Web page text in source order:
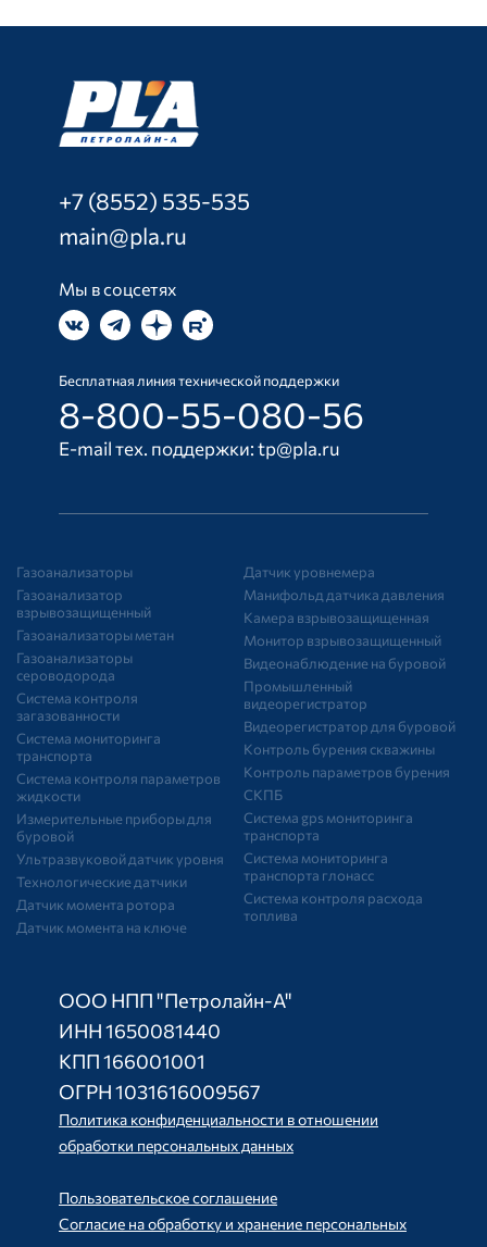
+7 (8552) 535-535
main@pla.ru
Мы в соцсетях
Бесплатная линия технической поддержки
8-800-55-080-56
E-mail тех. поддержки:tp@pla.ru
Газоанализаторы
Газоанализатор
взрывозащищенный
Газоанализаторы метан
Газоанализаторы
сероводорода
Система контроля
загазованности
Система мониторинга
транспорта
Система контроля параметров
жидкости
Измерительные приборы для
буровой
Ультразвуковой датчик уровня
Технологические датчики
Датчик момента ротора
Датчик момента на ключе
Датчик уровнемера
Манифольд датчика давления
Камера взрывозащищенная
Монитор взрывозащищенный
Видеонаблюдение на буровой
Промышленный
видеорегистратор
Видеорегистратор для буровой
Контроль бурения скважины
Контроль параметров бурения
СКПБ
Система gps мониторинга
транспорта
Система мониторинга
транспорта глонасс
Система контроля расхода
топлива
ООО НПП "Петролайн-А"
ИНН 1650081440
КПП 166001001
ОГРН 1031616009567
Политика конфиденциальности в отношении
обработки персональных данных
Пользовательское соглашение
Согласие на обработку и хранение персональных